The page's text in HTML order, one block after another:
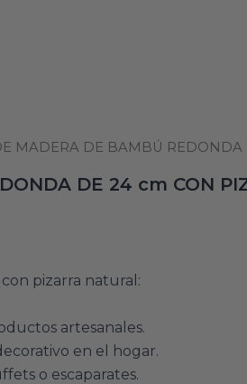
MADERA DE BAMBÚ REDONDA
DE 24 cm CON
pizarra natural:
artesanales.
en el hogar.
o escaparates.